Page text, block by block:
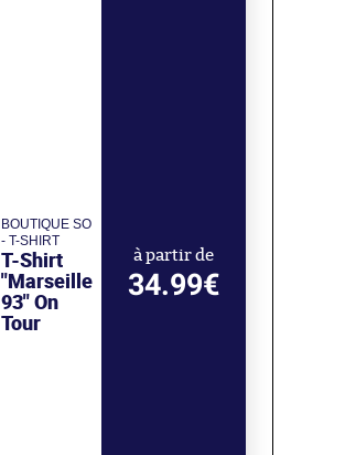
BOUTIQUE SO
- T-SHIRT
T-Shirt
"Marseille
93" On
Tour
à partir de
34.99€